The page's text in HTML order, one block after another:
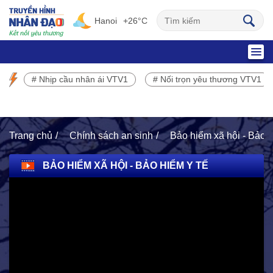
Hanoi +26°C
SỰ KIỆN NỔI BẬT
# Nhịp cầu nhân ái VTV1 # Nối trọn yêu thương VTV1
Trang chủ Chính sách an sinh Bảo hiểm xã hội - Bảo
BẢO HIỂM XÃ HỘI - BẢO HIỂM Y TẾ